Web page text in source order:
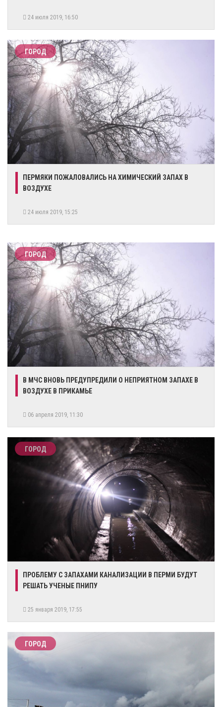
24 июля 2019, 16:50
ГОРОД
ПЕРМЯКИ ПОЖАЛОВАЛИСЬ НА ХИМИЧЕСКИЙ ЗАПАХ В
ВОЗДУХЕ
24 июля 2019, 15:25
ГОРОД
​В МЧС ВНОВЬ ПРЕДУПРЕДИЛИ О НЕПРИЯТНОМ ЗАПАХЕ В
ВОЗДУХЕ В ПРИКАМЬЕ
06 апреля 2019, 11:30
ГОРОД
​ПРОБЛЕМУ С ЗАПАХАМИ КАНАЛИЗАЦИИ В ПЕРМИ БУДУТ
РЕШАТЬ УЧЕНЫЕ ПНИПУ
25 января 2019, 17:55
ГОРОД